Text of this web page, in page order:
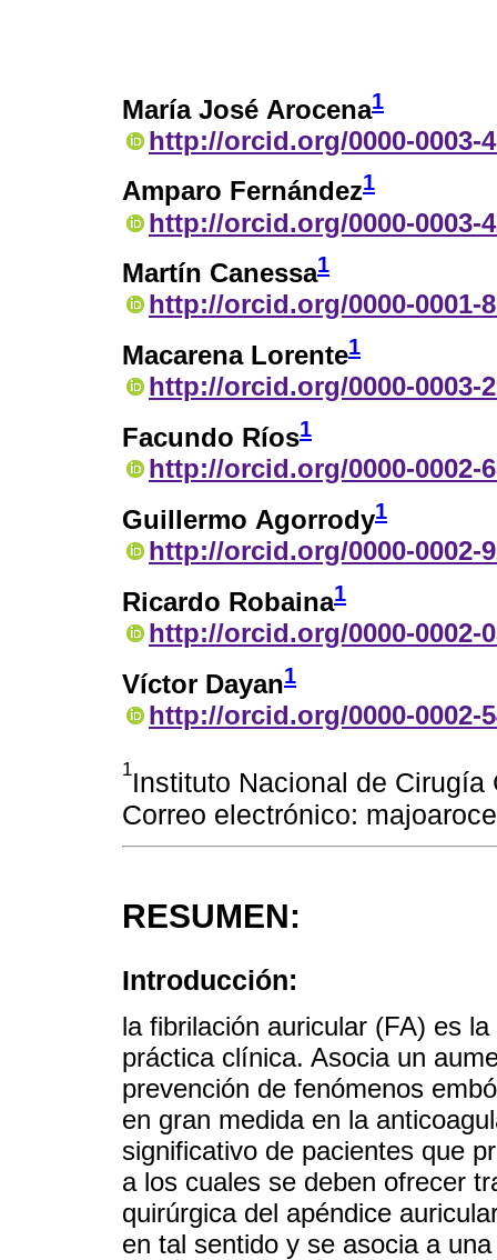
María José Arocena1
http://orcid.org/0000-0003-
Amparo Fernández1
http://orcid.org/0000-0003-
Martín Canessa1
http://orcid.org/0000-0001-
Macarena Lorente1
http://orcid.org/0000-0003-
Facundo Ríos1
http://orcid.org/0000-0002-
Guillermo Agorrody1
http://orcid.org/0000-0002-
Ricardo Robaina1
http://orcid.org/0000-0002-
Víctor Dayan1
http://orcid.org/0000-0002-
1Instituto Nacional de
Correo electrónico:
RESUMEN:
Introducción:
la fibrilación auricular (FA) es
práctica clínica. Asocia un
prevención de fenómenos
en gran medida en la
significativo de pacientes que
a los cuales se deben ofrecer
quirúrgica del apéndice
en tal sentido y se asocia a